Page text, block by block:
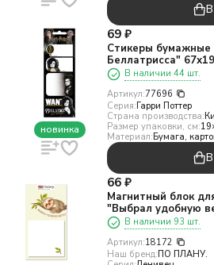
новинка
69 ₽
Стикеры бумажные
Беллатрисса"
В наличии 44 шт.
Артикул:77696
Серия:Гарри Поттер
Страна производства:
Размер упаковки, см:
Материал:Бумага,
66 ₽
Магнитный блок
"Выбрал удобную
В наличии 93 шт.
Артикул:18172
Наш бренд:ПО ПЛАНУ.